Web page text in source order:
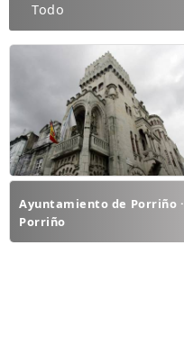
Todo
Ayuntamiento de Porriño ·
Porriño